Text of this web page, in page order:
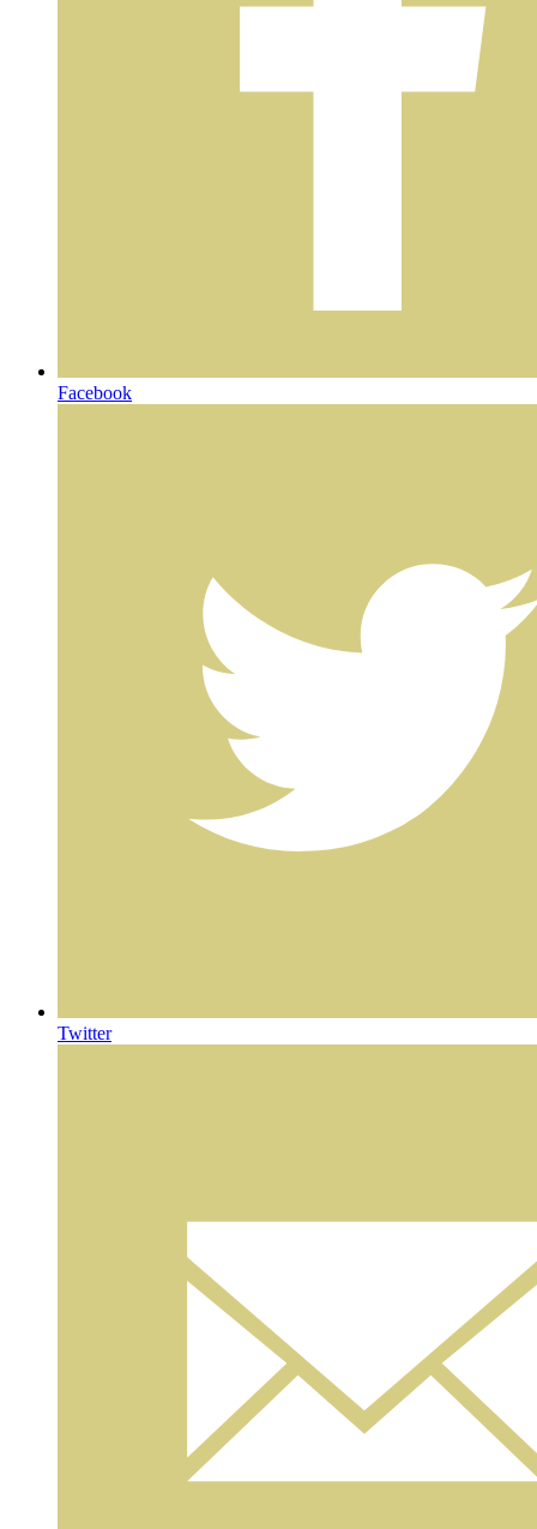
Facebook
Twitter